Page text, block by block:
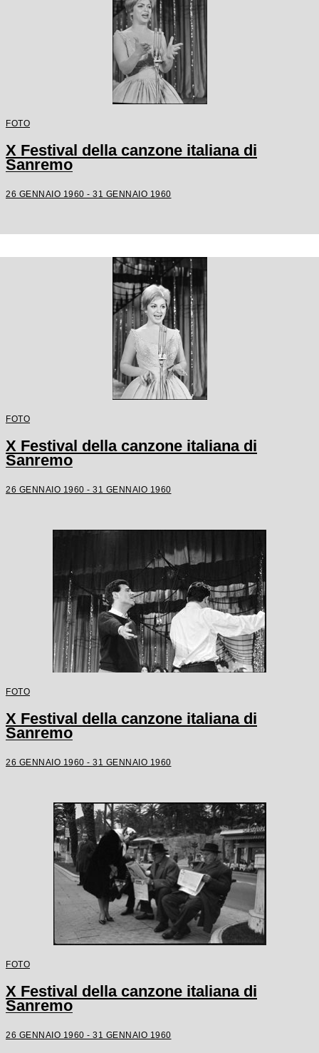
FOTO
X Festival della canzone italiana di
Sanremo
26 GENNAIO 1960 - 31 GENNAIO 1960
FOTO
X Festival della canzone italiana di
Sanremo
26 GENNAIO 1960 - 31 GENNAIO 1960
FOTO
X Festival della canzone italiana di
Sanremo
26 GENNAIO 1960 - 31 GENNAIO 1960
FOTO
X Festival della canzone italiana di
Sanremo
26 GENNAIO 1960 - 31 GENNAIO 1960